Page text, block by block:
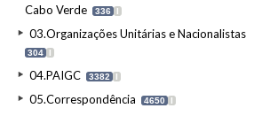
Cabo Verde
336 I
03.Organizações Unitárias e Nacionalistas
304 I
04.PAIGC 3382 I
05.Correspondência 4650 I